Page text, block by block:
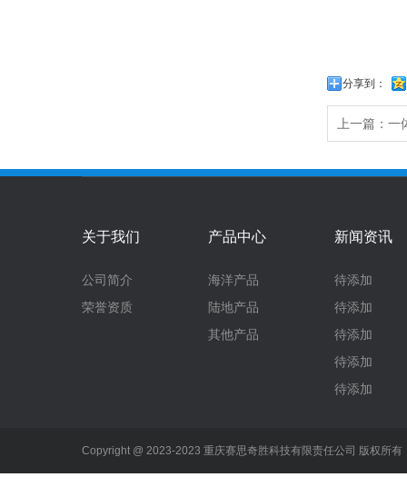
分享到：
上一篇： 一
关于我们
公司简介
荣誉资质
产品中心
海洋产品
陆地产品
其他产品
新闻资讯
待添加
待添加
待添加
待添加
待添加
Copyright @ 2023-2023 重庆赛思奇胜科技有限责任公司 版权所